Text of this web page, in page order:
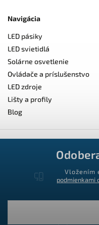
Navigácia
LED pásiky
LED svietidlá
Solárne osvetlenie
Ovládače a príslušenstvo
LED zdroje
Lišty a profily
Blog
Vložením
podmienkami